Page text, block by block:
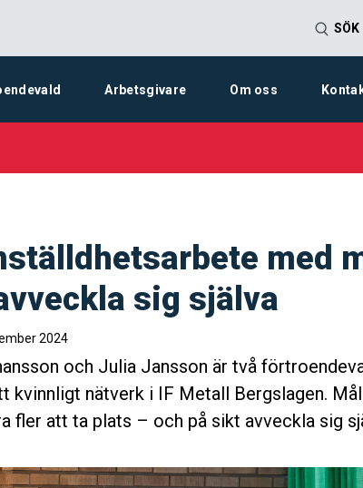
SÖK
Arbetsgivare Om oss
med
sig själva
2024
och Julia Jansson är två
kvinnligt nätverk i IF Metall Bergslagen.
fler att ta plats – och på sikt avveckla sig